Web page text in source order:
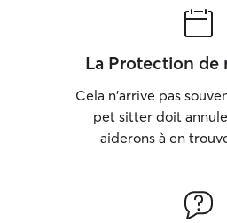
La Protection de
Cela n'arrive pas
pet sitter doit
aiderons à en